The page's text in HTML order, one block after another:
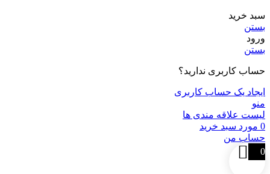
سبد خرید
بستن
ورود
بستن
حساب کاربری ندارید؟
ایجاد یک حساب کاربری
منو
لیست علاقه مندی ها
0 مورد سبد خرید
حساب من
0